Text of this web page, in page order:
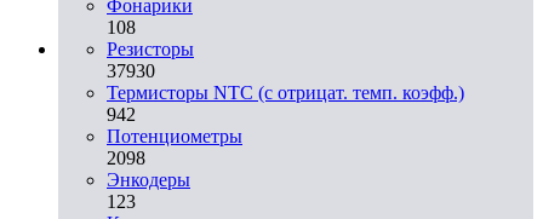
Фонарики
108
Резисторы
37930
Термисторы NTC (с отрицат. темп. коэфф.)
942
Потенциометры
2098
Энкодеры
123